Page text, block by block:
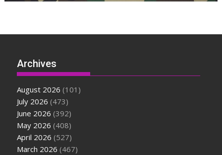
Archives
August 2026 (101)
July 2026 (473)
June 2026 (392)
May 2026 (408)
April 2026 (527)
March 2026 (467)